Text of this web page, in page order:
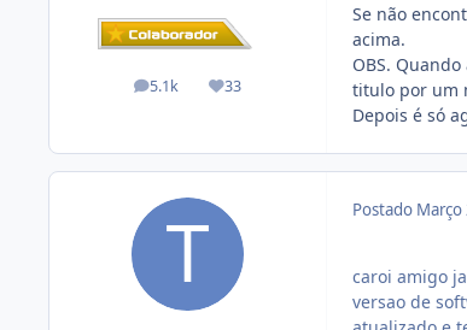
5.1k
posts 33
Reputação
Se não
acima.
OBS.
titulo por um
Depois é só
Postado Março
caroi amigo
versao de